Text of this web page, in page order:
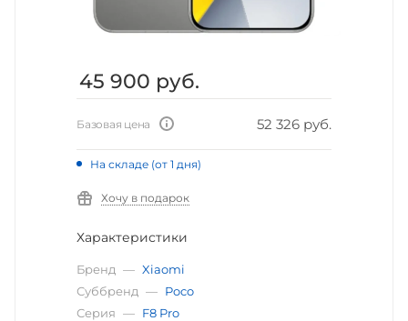
45 900 руб.
Базовая цена 52 326 руб.
На складе (от 1 дня)
Хочу в подарок
Характеристики
Бренд — Xiaomi
Суббренд — Poco
Серия — F8 Pro